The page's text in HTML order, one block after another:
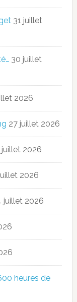
31 juillet
30 juillet
2026
27 juillet 2026
juillet 2026
2026
juillet 2026
heures de